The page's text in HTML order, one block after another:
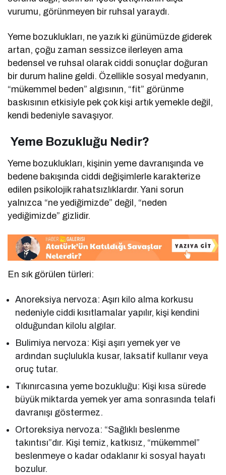
vurumu, görünmeyen bir ruhsal yaraydı.
Yeme bozuklukları, ne yazık ki günümüzde giderek
artan, çoğu zaman sessizce ilerleyen ama
bedensel ve ruhsal olarak ciddi sonuçlar doğuran
bir durum haline geldi. Özellikle sosyal medyanın,
“mükemmel beden” algısının, “fit” görünme
baskısının etkisiyle pek çok kişi artık yemekle değil,
kendi bedeniyle savaşıyor.
Yeme Bozukluğu Nedir?
Yeme bozuklukları, kişinin yeme davranışında ve
bedene bakışında ciddi değişimlerle karakterize
edilen psikolojik rahatsızlıklardır. Yani sorun
yalnızca “ne yediğimizde” değil, “neden
yediğimizde” gizlidir.
En sık görülen türleri:
Anoreksiya nervoza: Aşırı kilo alma korkusu
nedeniyle ciddi kısıtlamalar yapılır, kişi kendini
olduğundan kilolu algılar.
Bulimiya nervoza: Kişi aşırı yemek yer ve
ardından suçlulukla kusar, laksatif kullanır veya
oruç tutar.
Tıkınırcasına yeme bozukluğu: Kişi kısa sürede
büyük miktarda yemek yer ama sonrasında telafi
davranışı göstermez.
Ortoreksiya nervoza: “Sağlıklı beslenme
takıntısı”dır. Kişi temiz, katkısız, “mükemmel”
beslenmeye o kadar odaklanır ki sosyal hayatı
bozulur.